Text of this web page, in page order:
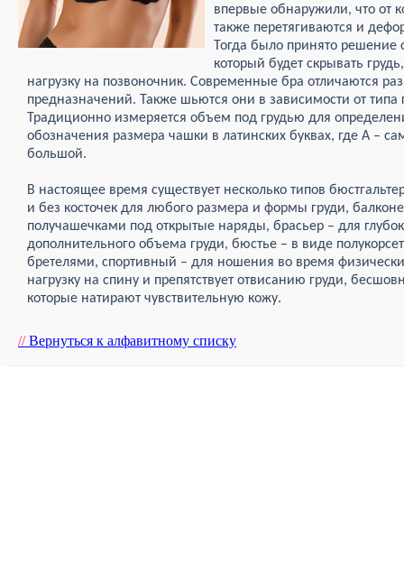
впервые обнаружили, что от
также перетягиваются и
Тогда было принято решение
который будет скрывать
нагрузку на позвоночник. Современные бра отличаются
предназначений. Также шьются они в зависимости от
Традиционно измеряется объем под грудью для
обозначения размера чашки в латинских буквах, где A –
большой.
В настоящее время существует несколько типов
и без косточек для любого размера и формы груди,
получашечками под открытые наряды, брасьер – для
дополнительного объема груди, бюстье – в виде
бретелями, спортивный – для ношения во время
нагрузку на спину и препятствует отвисанию груди,
которые натирают чувствительную кожу.
//Вернуться к алфавитному списку